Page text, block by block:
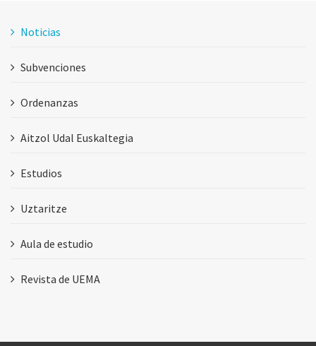
Noticias
Subvenciones
Ordenanzas
Aitzol Udal Euskaltegia
Estudios
Uztaritze
Aula de estudio
Revista de UEMA